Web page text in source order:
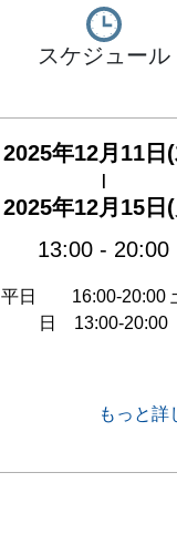
スケジュール
2025年12月11日
2025年12月15日
13:00 - 20:00
平日 16:00-20:00
日 13:00-20:00
もっと詳